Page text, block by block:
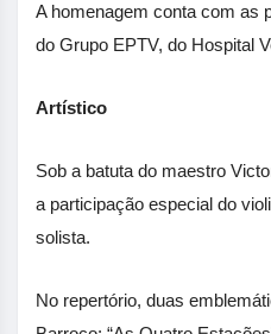
A homenagem conta com as
do Grupo EPTV, do Hospital
Artístico
Sob a batuta do maestro
a participação especial do
solista.
No repertório, duas